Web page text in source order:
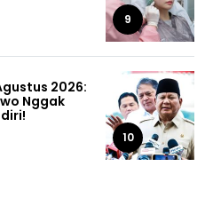
9
2026:
Nggak
10